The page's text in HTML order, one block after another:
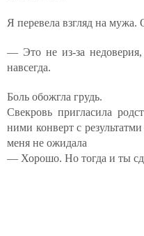
Я перевела взгляд на мужа.
— Это не из-за
навсегда.
Боль обожгла грудь.
Свекровь пригласила
ними конверт с
меня не ожидала
— Хорошо. Но тогда и ты